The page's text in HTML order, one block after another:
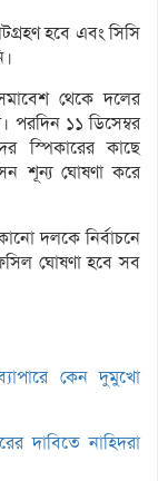
হবে এবং সিসি
থেকে দলের
পরদিন ১১ ডিসেম্বর
স্পিকারের কাছে
শূন্য ঘোষণা করে
দলকে নির্বাচনে
ঘোষণা হবে সব
কেন দুমুখো
দাবিতে নাহিদরা